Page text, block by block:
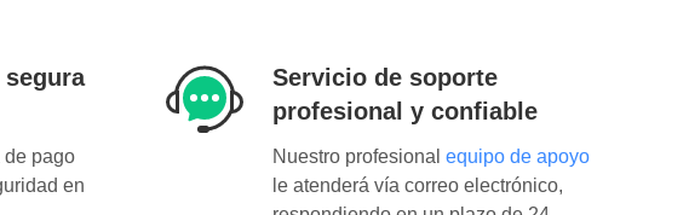
segura
de pago
en
Servicio de soporte
profesional y confiable
Nuestro profesional equipo de apoyo
le atenderá vía correo electrónico,